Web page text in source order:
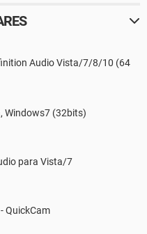
Audio Vista/7/8/10 (64
Windows7 (32bits)
para Vista/7
QuickCam